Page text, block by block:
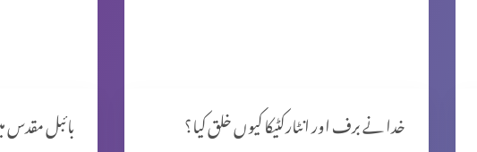
خدا نے برف اور انٹارکٹیکا کیوں خلق کیا؟